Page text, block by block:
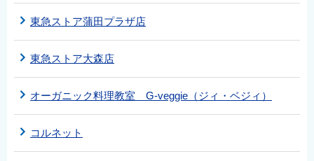
東急ストア蒲田プラザ店
東急ストア大森店
オーガニック料理教室 G-veggie（ジィ・ベジィ）
コルネット